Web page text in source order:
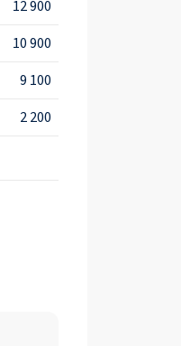
12 900
10 900
9 100
2 200